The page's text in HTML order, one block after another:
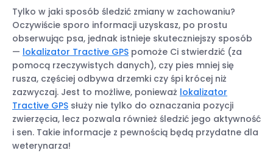
Zmiany w zachowaniu
Problemy z oddychaniem
Kichanie lub wydzielina z nosa
Blade lub odbarwione dziąsła
Gorączka
Drapanie się, gryzienie lub utrata sierści
Tylko w jaki sposób śledzić zmiany w zachowaniu?
Oczywiście sporo informacji uzyskasz, po prostu
obserwując psa, jednak istnieje skuteczniejszy sposób
— lokalizator Tractive GPS pomoże Ci stwierdzić (za
pomocą rzeczywistych danych), czy pies mniej się
rusza, częściej odbywa drzemki czy śpi krócej niż
zazwyczaj. Jest to możliwe, ponieważ lokalizator
Tractive GPS służy nie tylko do oznaczania pozycji
zwierzęcia, lecz pozwala również śledzić jego aktywność
i sen. Takie informacje z pewnością będą przydatne dla
weterynarza!